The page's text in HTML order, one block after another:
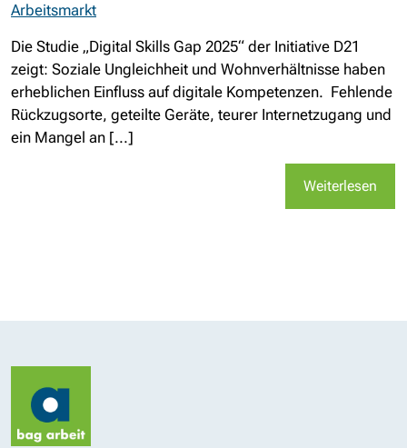
Arbeitsmarkt
Die Studie „Digital Skills Gap 2025“ der Initiative D21
zeigt: Soziale Ungleichheit und Wohnverhältnisse haben
erheblichen Einfluss auf digitale Kompetenzen. Fehlende
Rückzugsorte, geteilte Geräte, teurer Internetzugang und
ein Mangel an [...]
Weiterlesen